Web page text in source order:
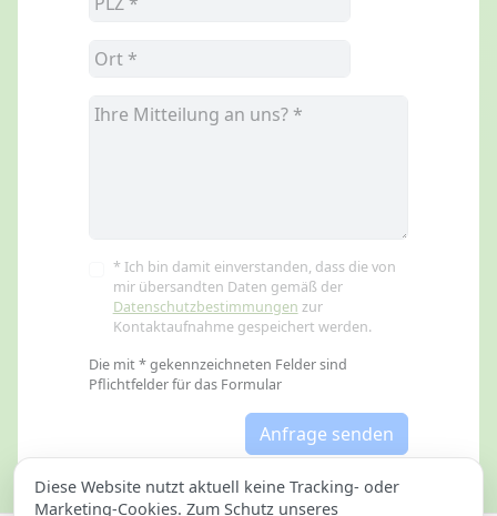
* Ich bin damit einverstanden, dass die von
mir übersandten Daten gemäß der
Datenschutzbestimmungen zur
Kontaktaufnahme gespeichert werden.
Die mit * gekennzeichneten Felder sind
Pflichtfelder für das Formular
Anfrage senden
Diese Website nutzt aktuell keine Tracking- oder
Marketing-Cookies. Zum Schutz unseres